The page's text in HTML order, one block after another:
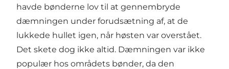
havde bønderne lov til at gennembryde
dæmningen under forudsætning af, at de
lukkede hullet igen, når høsten var overstået.
Det skete dog ikke altid. Dæmningen var ikke
populær hos områdets bønder, da den